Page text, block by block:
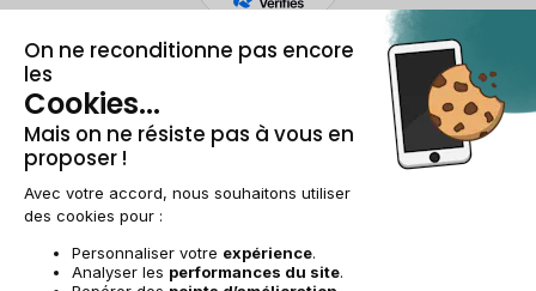
Mentions légales et CGUGestion des cookies
Conditions générales de vente
AccessibilitéPlan du site